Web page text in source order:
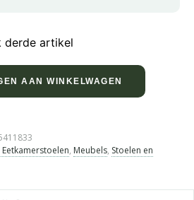
derde artikel
AAN WINKELWAGEN
Eetkamerstoelen, Meubels, Stoelen en